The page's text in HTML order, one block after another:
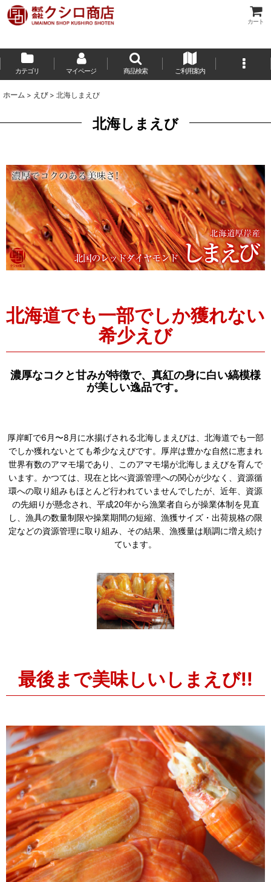
カート
カテゴリ マイページ 商品検索 ご利用案内
ホーム > えび > 北海しまえび
北海しまえび
北海道でも一部でしか獲れない
希少えび
濃厚なコクと甘みが特徴で、真紅の身に白い縞模様
が美しい逸品です。
厚岸町で6月〜8月に水揚げされる北海しまえびは、北海道でも一部
でしか獲れないとても希少なえびです。厚岸は豊かな自然に恵まれ
世界有数のアマモ場であり、このアマモ場が北海しまえびを育んで
います。かつては、現在と比べ資源管理への関心が少なく、資源循
環への取り組みもほとんど行われていませんでしたが、近年、資源
の先細りが懸念され、平成20年から漁業者自らが操業体制を見直
し、漁具の数量制限や操業期間の短縮、漁獲サイズ・出荷規格の限
定などの資源管理に取り組み、その結果、漁獲量は順調に増え続け
ています。
最後まで美味しいしまえび!!